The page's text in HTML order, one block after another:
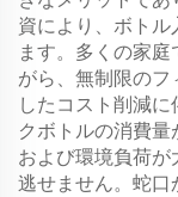
資により、ボトル
ます。多くの家
がら、無制限のフ
したコスト削減
クボトルの消費
および環境負荷
逃せません。蛇口